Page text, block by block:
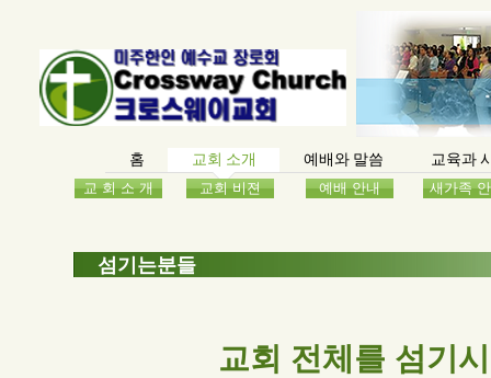
홈 교회 소개 예배와 말씀 교육과
교 회 소 개 교회 비젼 예배 안내 새가족
섬기는분들
교회 전체를 섬기